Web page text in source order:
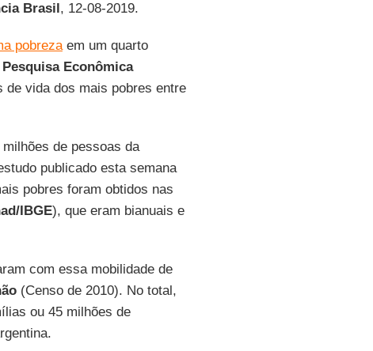
Brasil, 12-08-2019.
pobrezaem um quarto
Econômica
de vida dos mais pobres entre
de pessoas da
publicado esta semana
pobres foram obtidos nas
IBGE), que eram bianuais e
com essa mobilidade de
(Censo de 2010). No total,
ou 45 milhões de